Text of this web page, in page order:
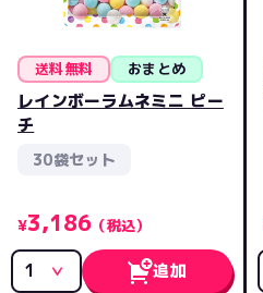
送料無料 おまとめ
レインボーラムネミニ ピー
チ
30袋セット
¥3,186 （税込）
追加